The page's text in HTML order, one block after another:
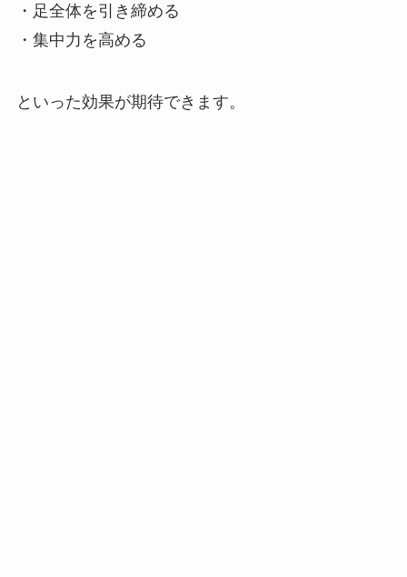
・足全体を引き締める
・集中力を高める
といった効果が期待できます。